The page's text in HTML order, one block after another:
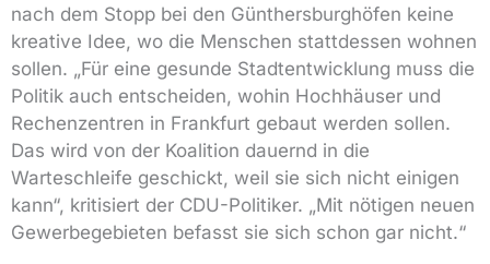
nach dem Stopp bei den Günthersburghöfen keine
kreative Idee, wo die Menschen stattdessen wohnen
sollen. „Für eine gesunde Stadtentwicklung muss die
Politik auch entscheiden, wohin Hochhäuser und
Rechenzentren in Frankfurt gebaut werden sollen.
Das wird von der Koalition dauernd in die
Warteschleife geschickt, weil sie sich nicht einigen
kann“, kritisiert der CDU-Politiker. „Mit nötigen neuen
Gewerbegebieten befasst sie sich schon gar nicht.“